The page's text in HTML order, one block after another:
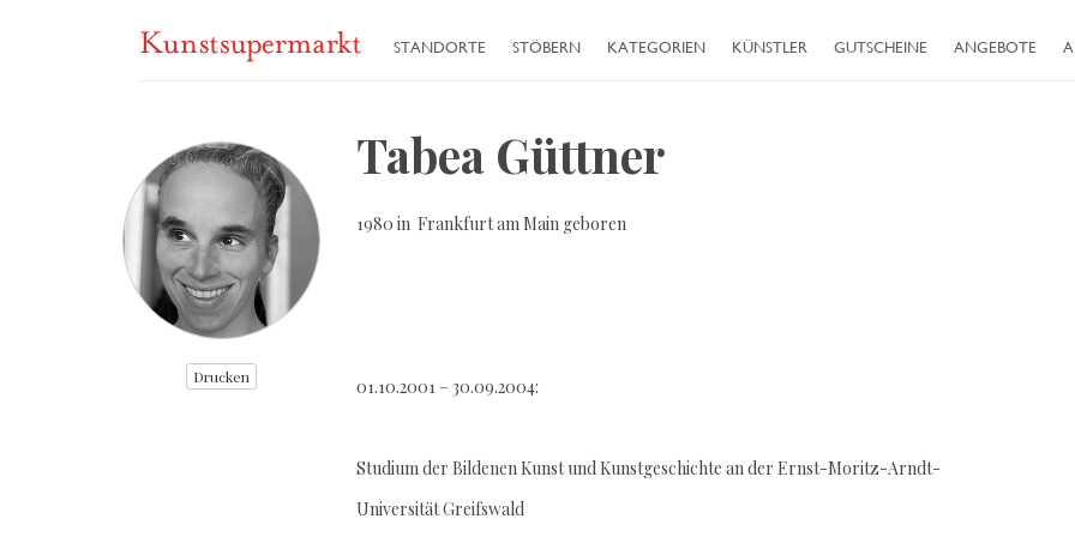
STANDORTE STÖBERN KATEGORIEN KÜNSTLER GUTSCHEINE ANGEBOTE
Drucken
Tabea Güttner
1980 in Frankfurt am Main geboren
01.10.2001 – 30.09.2004:
Studium der Bildenen Kunst und Kunstgeschichte an der Ernst-Moritz-Arndt-
Universität Greifswald